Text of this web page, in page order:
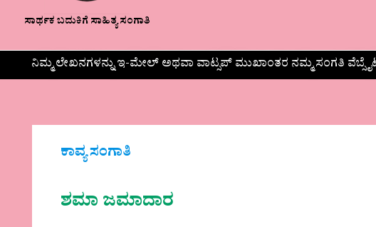
ಸಾರ್ಥಕ ಬದುಕಿಗೆ ಸಾಹಿತ್ಯ ಸಂಗಾತಿ
ನಿಮ್ಮ ಲೇಖನಗಳನ್ನು ಇ-ಮೇಲ್ ಅಥವಾ ವಾಟ್ಸಪ್ ಮುಖಾಂತರ ನಮ್ಮ ಸಂಗತಿ
ಕಾವ್ಯ ಸಂಗಾತಿ
ಶಮಾ ಜಮಾದಾರ